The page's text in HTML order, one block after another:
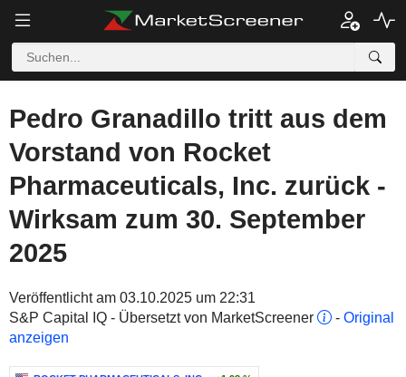
Pedro Granadillo tritt aus dem
Vorstand von Rocket
Pharmaceuticals, Inc. zurück -
Wirksam zum 30. September
2025
Veröffentlicht am 03.10.2025 um 22:31
S&P Capital IQ - Übersetzt von MarketScreener
- Original
anzeigen